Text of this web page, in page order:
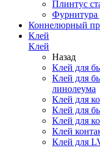
Плинтус
Фурнитура
Коннелюрный
Клей
Клей
Назад
Клей для
Клей для
линолеума
Клей для
Клей для
Клей для
Клей
Клей для